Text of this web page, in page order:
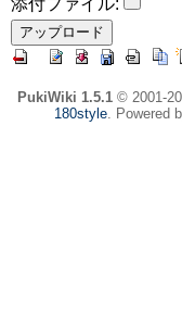
添付ファイル:
PukiWiki 1.5.1© 2001-
180style. Powered